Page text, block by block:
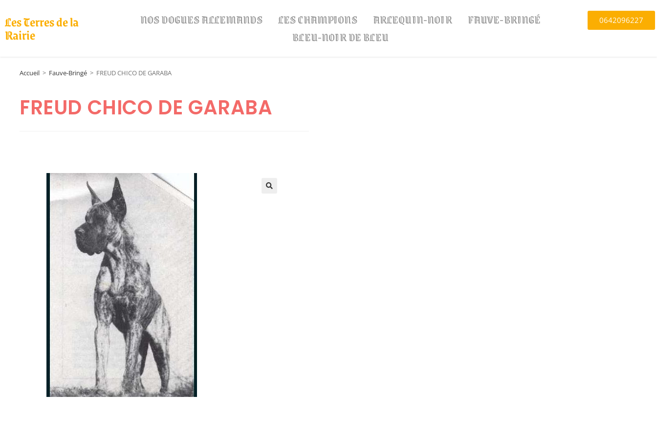
Les Terres de la
Rairie
NOS DOGUES ALLEMANDS LES CHAMPIONS ARLEQUIN-NOIR
FAUVE-BRINGÉ
BLEU-NOIR DE BLEU
0642096227
Accueil > Fauve-Bringé > FREUD CHICO DE GARABA
FREUD CHICO DE GARABA